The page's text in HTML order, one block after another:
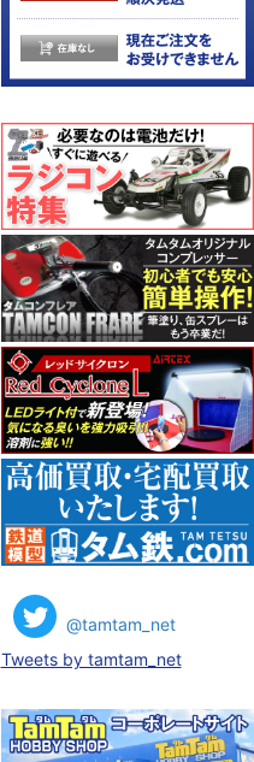
@tamtam_net
Tweets by tamtam_net